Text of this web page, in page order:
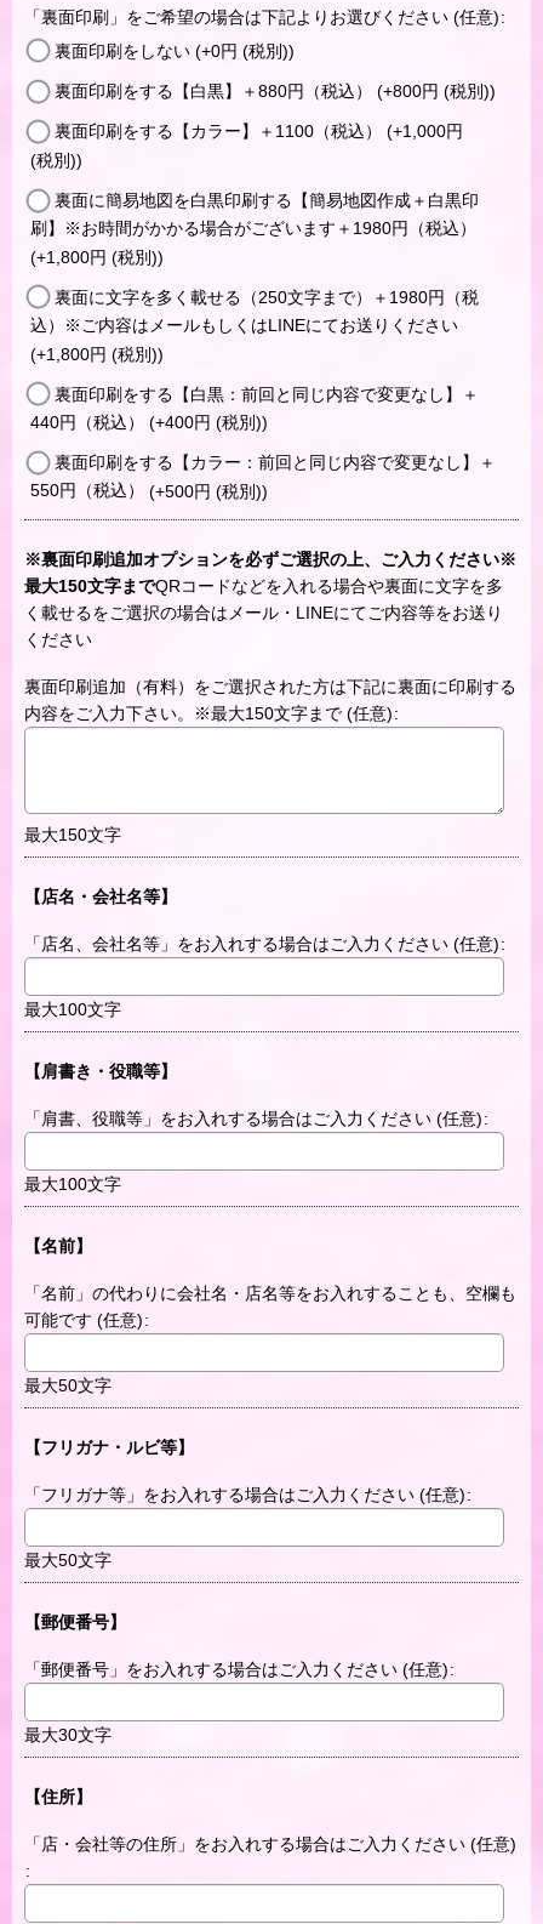
「裏面印刷」をご希望の場合は下記よりお選びください (任意):
裏面印刷をしない (+0円 (税別))
裏面印刷をする【白黒】＋880円（税込） (+800円 (税別))
裏面印刷をする【カラー】＋1100（税込） (+1,000円
(税別))
裏面に簡易地図を白黒印刷する【簡易地図作成＋白黒印
刷】※お時間がかかる場合がございます＋1980円（税込）
(+1,800円 (税別))
裏面に文字を多く載せる（250文字まで）＋1980円（税
込）※ご内容はメールもしくはLINEにてお送りください
(+1,800円 (税別))
裏面印刷をする【白黒：前回と同じ内容で変更なし】＋
440円（税込） (+400円 (税別))
裏面印刷をする【カラー：前回と同じ内容で変更なし】＋
550円（税込） (+500円 (税別))
※裏面印刷追加オプションを必ずご選択の上、ご入力ください※
最大150文字までQRコードなどを入れる場合や裏面に文字を多
く載せるをご選択の場合はメール・LINEにてご内容等をお送り
ください
裏面印刷追加（有料）をご選択された方は下記に裏面に印刷する
内容をご入力下さい。※最大150文字まで (任意):
最大150文字
【店名・会社名等】
「店名、会社名等」をお入れする場合はご入力ください (任意):
最大100文字
【肩書き・役職等】
「肩書、役職等」をお入れする場合はご入力ください (任意):
最大100文字
【名前】
「名前」の代わりに会社名・店名等をお入れすることも、空欄も
可能です (任意):
最大50文字
【フリガナ・ルビ等】
「フリガナ等」をお入れする場合はご入力ください (任意):
最大50文字
【郵便番号】
「郵便番号」をお入れする場合はご入力ください (任意):
最大30文字
【住所】
「店・会社等の住所」をお入れする場合はご入力ください (任意)
: